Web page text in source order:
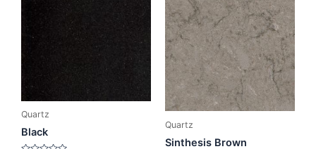
Quartz
Black
Quartz
Sinthesis Brown